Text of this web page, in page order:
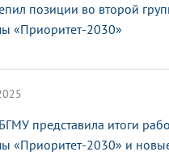
позиции во второй
«Приоритет-2030»
представила итоги
«Приоритет-2030» и